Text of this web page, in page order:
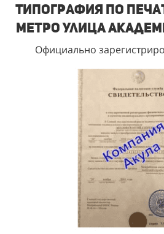
Типография по
метро Улица
Официально